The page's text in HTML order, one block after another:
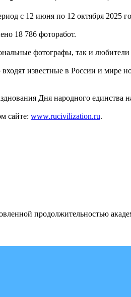
с 12 июня по 12 октября 2025
18 786 фоторабот.
фотографы, так и любители
известные в России и
Дня народного
сайте: www.rucivilization.ru.
продолжительностью